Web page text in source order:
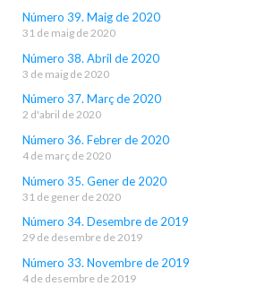
Número 39. Maig de 2020
31 de maig de 2020
Número 38. Abril de 2020
3 de maig de 2020
Número 37. Març de 2020
2 d'abril de 2020
Número 36. Febrer de 2020
4 de març de 2020
Número 35. Gener de 2020
31 de gener de 2020
Número 34. Desembre de 2019
29 de desembre de 2019
Número 33. Novembre de 2019
4 de desembre de 2019